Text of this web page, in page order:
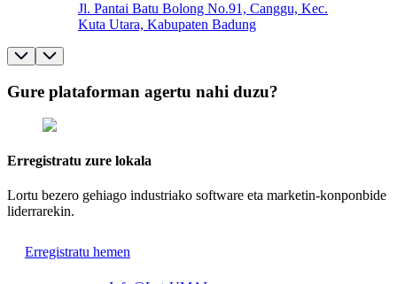
Jl. Pantai Batu Bolong No.91, Canggu, Kec.
Kuta Utara, Kabupaten Badung
Gure plataforman agertu nahi duzu?
Erregistratu zure lokala
Lortu bezero gehiago industriako software eta marketin-konponbide
liderrarekin.
Erregistratu hemen